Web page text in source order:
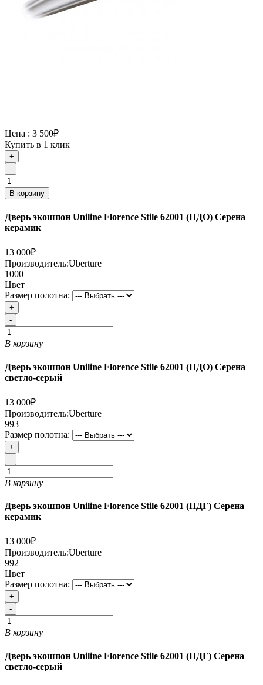
Цена : 3 500₽
Купить в 1 клик
+
-
В корзину
Дверь экошпон Uniline Florence Stile 62001 (ПДО) Серена
керамик
13 000₽
Производитель:Uberture
1000
Цвет
Размер полотна:
+
-
В корзину
Дверь экошпон Uniline Florence Stile 62001 (ПДО) Серена
светло-серый
13 000₽
Производитель:Uberture
993
Размер полотна:
+
-
В корзину
Дверь экошпон Uniline Florence Stile 62001 (ПДГ) Серена
керамик
13 000₽
Производитель:Uberture
992
Цвет
Размер полотна:
+
-
В корзину
Дверь экошпон Uniline Florence Stile 62001 (ПДГ) Серена
светло-серый